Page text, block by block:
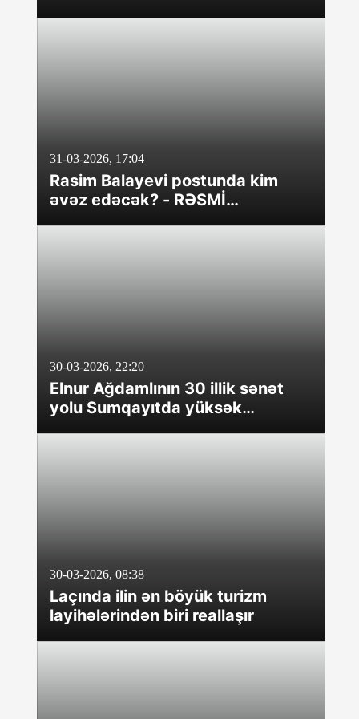
31-03-2026, 17:04
Rasim Balayevi postunda kim
əvəz edəcək? - RƏSMİ
30-03-2026, 22:20
Elnur Ağdamlının 30 illik sənət
yolu Sumqayıtda yüksək
30-03-2026, 08:38
Laçında ilin ən böyük turizm
layihələrindən biri reallaşır